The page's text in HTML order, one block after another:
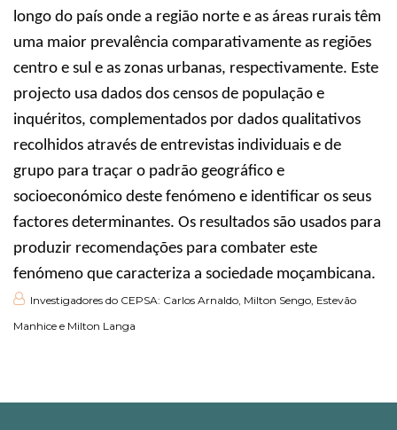
longo do país onde a região norte e as áreas rurais têm
uma maior prevalência comparativamente as regiões
centro e sul e as zonas urbanas, respectivamente. Este
projecto usa dados dos censos de população e
inquéritos, complementados por dados qualitativos
recolhidos através de entrevistas individuais e de
grupo para traçar o padrão geográfico e
socioeconómico deste fenómeno e identificar os seus
factores determinantes. Os resultados são usados para
produzir recomendações para combater este
fenómeno que caracteriza a sociedade moçambicana.
Investigadores do CEPSA: Carlos Arnaldo, Milton Sengo, Estevão
Manhice e Milton Langa